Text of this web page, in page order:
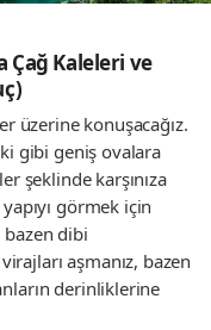
Çağ Kaleleri ve
üzerine konuşacağız.
gibi geniş ovalara
şeklinde karşınıza
görmek için
bazen dibi
aşmanız, bazen
derinliklerine